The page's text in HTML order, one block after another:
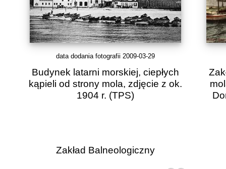
data dodania fotografii 2009-03-29
Budynek latarni morskiej, ciepłych
kąpieli od strony mola, zdjęcie z ok.
1904 r. (TPS)
Zakład Balneologiczny